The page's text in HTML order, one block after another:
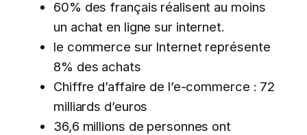
60% des français réalisent au moins
un achat en ligne sur internet.
le commerce sur Internet représente
8% des achats
Chiffre d’affaire de l’e-commerce : 72
milliards d’euros
36,6 millions de personnes ont